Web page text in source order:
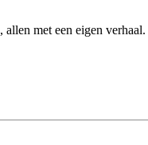
met een eigen